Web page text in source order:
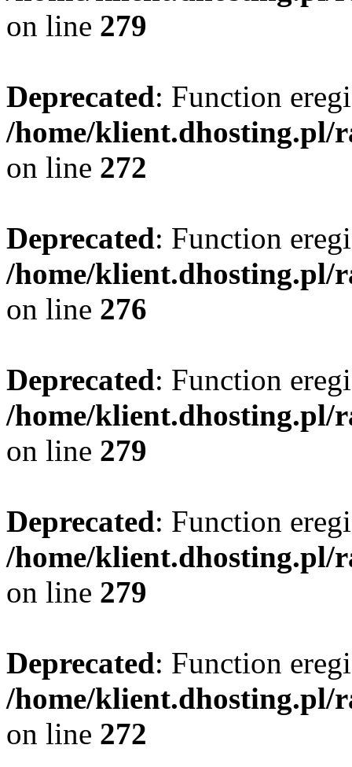
on line 279
Deprecated: Function
/home/klient.dhosting.pl/
on line 272
Deprecated: Function
/home/klient.dhosting.pl/
on line 276
Deprecated: Function
/home/klient.dhosting.pl/
on line 279
Deprecated: Function
/home/klient.dhosting.pl/
on line 279
Deprecated: Function
/home/klient.dhosting.pl/
on line 272